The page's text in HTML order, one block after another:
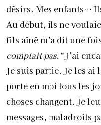
désirs. Mes enfants…
Au début, ils ne
fils aîné m’a dit une
comptait pas.”J’ai
Je suis partie. Je les ai
porte en moi tous les
choses changent. Je
messages, maladroits